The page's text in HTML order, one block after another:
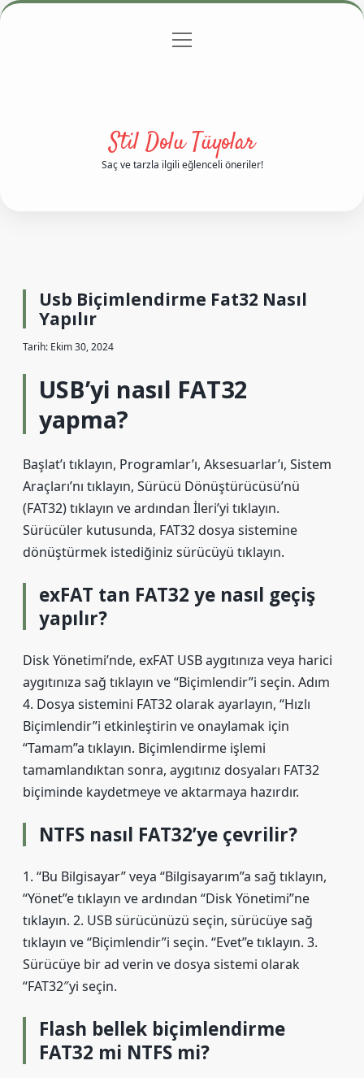
Gizlilik Politikası
menüyü
Stil Dolu Tüyolar
Saç ve tarzla ilgili eğlenceli öneriler!
Usb Biçimlendirme Fat32 Nasıl
Yapılır
Tarih: Ekim 30, 2024
USB’yi nasıl FAT32
yapma?
Başlat’ı tıklayın, Programlar’ı, Aksesuarlar’ı, Sistem
Araçları’nı tıklayın, Sürücü Dönüştürücüsü’nü
(FAT32) tıklayın ve ardından İleri’yi tıklayın.
Sürücüler kutusunda, FAT32 dosya sistemine
dönüştürmek istediğiniz sürücüyü tıklayın.
exFAT tan FAT32 ye nasıl geçiş
yapılır?
Disk Yönetimi’nde, exFAT USB aygıtınıza veya harici
aygıtınıza sağ tıklayın ve “Biçimlendir”i seçin. Adım
4. Dosya sistemini FAT32 olarak ayarlayın, “Hızlı
Biçimlendir”i etkinleştirin ve onaylamak için
“Tamam”a tıklayın. Biçimlendirme işlemi
tamamlandıktan sonra, aygıtınız dosyaları FAT32
biçiminde kaydetmeye ve aktarmaya hazırdır.
NTFS nasıl FAT32’ye çevrilir?
1. “Bu Bilgisayar” veya “Bilgisayarım”a sağ tıklayın,
“Yönet”e tıklayın ve ardından “Disk Yönetimi”ne
tıklayın. 2. USB sürücünüzü seçin, sürücüye sağ
tıklayın ve “Biçimlendir”i seçin. “Evet”e tıklayın. 3.
Sürücüye bir ad verin ve dosya sistemi olarak
“FAT32″yi seçin.
Flash bellek biçimlendirme
FAT32 mi NTFS mi?